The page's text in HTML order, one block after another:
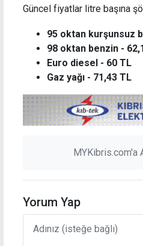
Güncel fiyatlar litre başına
95 oktan kurşunsuz
98 oktan benzin -
Euro diesel - 60 TL
Gaz yağı - 71,43 TL
MYKibris.com'a
Yorum Yap